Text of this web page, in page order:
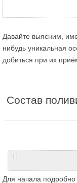
Давайте выясним,
нибудь уникальная
добиться при их
Состав
| |
Для начала подробно